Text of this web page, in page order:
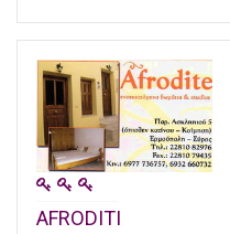
AFRODITI